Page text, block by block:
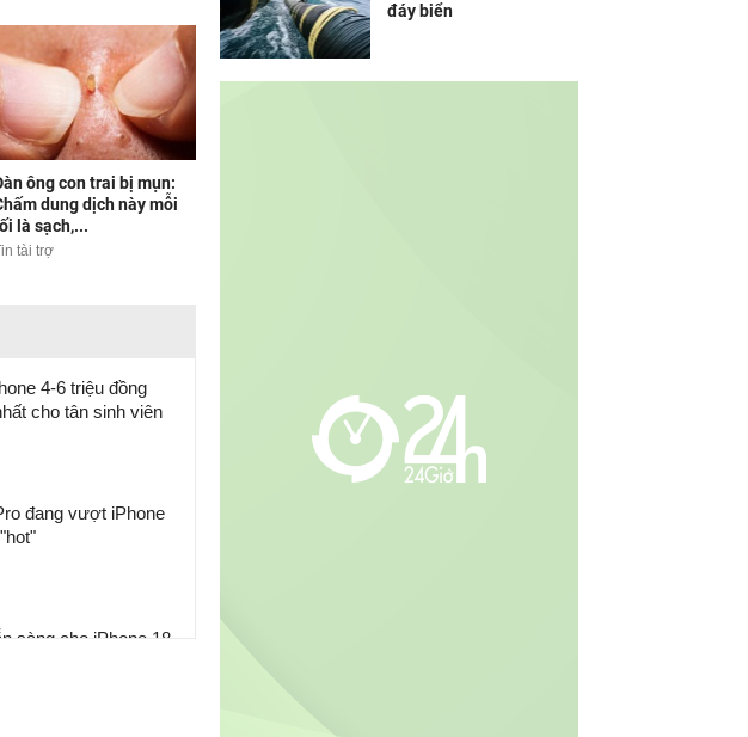
ông con trai bị mụn:
dung dịch này mỗi
là sạch,...
tài trợ
4-6 triệu đồng
cho tân sinh viên
đang vượt iPhone
sàng cho iPhone 18
đáy biển